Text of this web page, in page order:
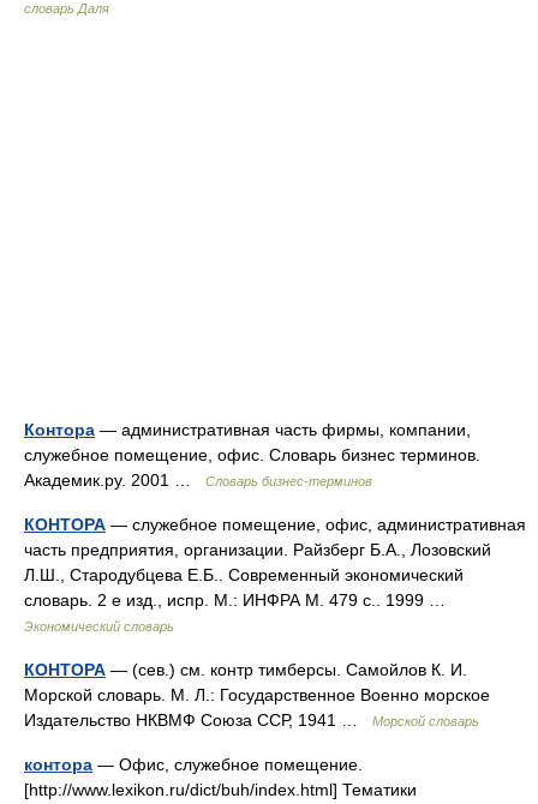
словарь Даля
Контора — административная часть фирмы, компании,
служебное помещение, офис. Словарь бизнес терминов.
Академик.ру. 2001 …
Словарь бизнес-терминов
КОНТОРА — служебное помещение, офис, административная
часть предприятия, организации. Райзберг Б.А., Лозовский
Л.Ш., Стародубцева Е.Б.. Современный экономический
словарь. 2 е изд., испр. М.: ИНФРА М. 479 с.. 1999 …
Экономический словарь
КОНТОРА — (сев.) см. контр тимберсы. Самойлов К. И.
Морской словарь. М. Л.: Государственное Военно морское
Издательство НКВМФ Союза ССР, 1941 …
Морской словарь
контора — Офис, служебное помещение.
[http://www.lexikon.ru/dict/buh/index.html] Тематики